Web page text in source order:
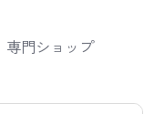
専門ショップ